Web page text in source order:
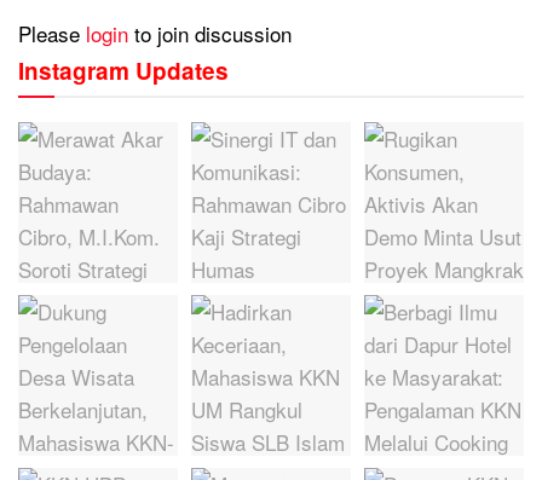
Please login to join discussion
Instagram Updates